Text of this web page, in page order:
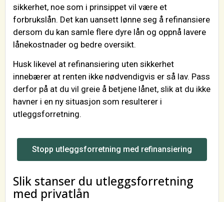
sikkerhet, noe som i prinsippet vil være et
forbrukslån. Det kan uansett lønne seg å refinansiere
dersom du kan samle flere dyre lån og oppnå lavere
lånekostnader og bedre oversikt.
Husk likevel at refinansiering uten sikkerhet
innebærer at renten ikke nødvendigvis er så lav. Pass
derfor på at du vil greie å betjene lånet, slik at du ikke
havner i en ny situasjon som resulterer i
utleggsforretning.
Stopp utleggsforretning med refinansiering
Slik stanser du utleggsforretning
med privatlån